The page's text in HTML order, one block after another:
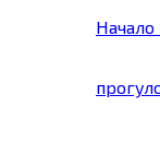
Начало